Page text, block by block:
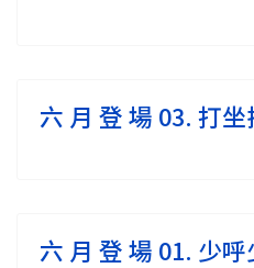
六 月 登 場 03. 打
六 月 登 場 01. 少